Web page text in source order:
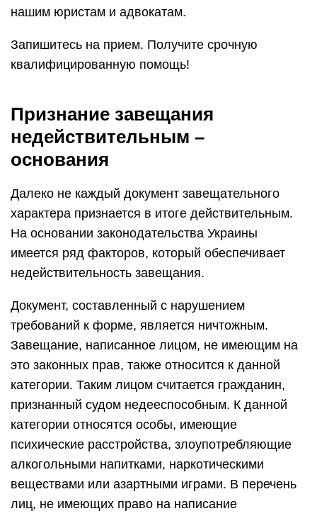
нашим юристам и адвокатам.
Запишитесь на прием. Получите срочную
квалифицированную помощь!
Признание завещания
недействительным –
основания
Далеко не каждый документ завещательного
характера признается в итоге действительным.
На основании законодательства Украины
имеется ряд факторов, который обеспечивает
недействительность завещания.
Документ, составленный с нарушением
требований к форме, является ничтожным.
Завещание, написанное лицом, не имеющим на
это законных прав, также относится к данной
категории. Таким лицом считается гражданин,
признанный судом недееспособным. К данной
категории относятся особы, имеющие
психические расстройства, злоупотребляющие
алкогольными напитками, наркотическими
веществами или азартными играми. В перечень
лиц, не имеющих право на написание